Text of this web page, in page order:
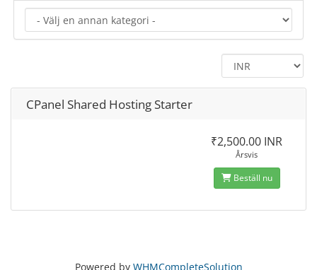
CPanel Shared Hosting Starter
₹2,500.00 INR
Årsvis
Beställ nu
Powered by WHMCompleteSolution